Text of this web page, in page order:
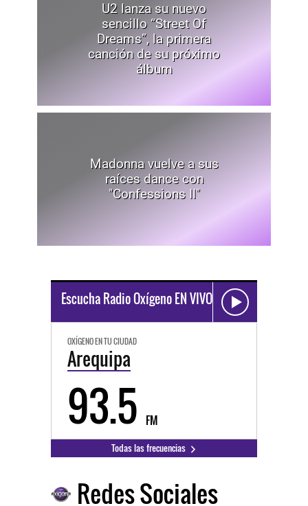
U2 lanza su nuevo
sencillo “Street Of
Dreams”, la primera
canción de su próximo
álbum
Madonna vuelve a sus
raíces dance con
"Confessions II"
Escucha Radio Oxígeno EN VIVO
OXÍGENO EN TU CIUDAD
Arequipa
93.5 FM
Todas las frecuencias
Redes Sociales